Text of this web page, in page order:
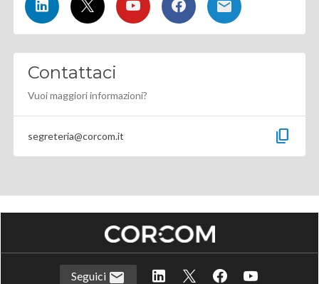
Contattaci
Vuoi maggiori informazioni?
segreteria@corcom.it content_copy
Seguici